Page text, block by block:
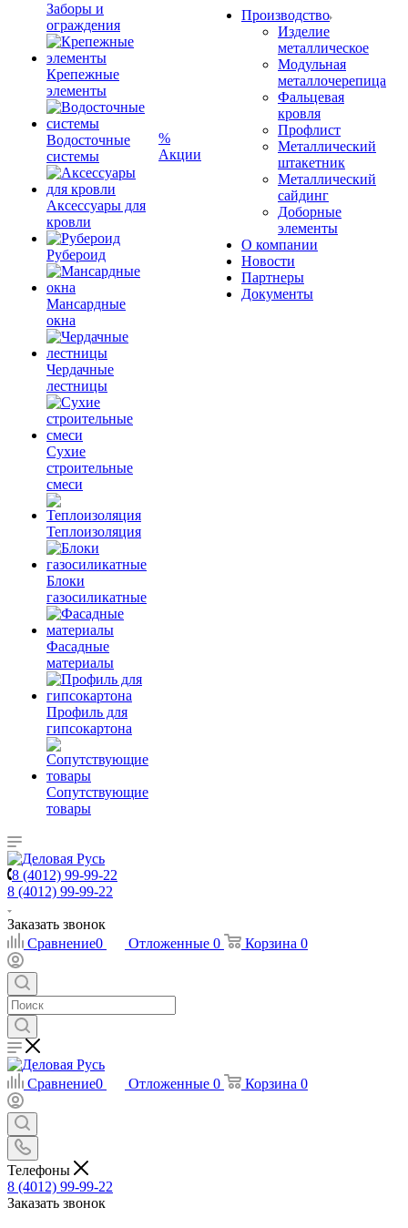
Заборы и
ограждения
Крепежные
элементы
Водосточные
системы
Аксессуары для
кровли
Рубероид
Мансардные
окна
Чердачные
лестницы
Сухие
строительные
смеси
Теплоизоляция
Блоки
газосиликатные
Фасадные
материалы
Профиль для
гипсокартона
Сопутствующие
товары
%
Акции
Производство
Изделие
металлическое
Модульная
металлочерепица
Фальцевая
кровля
Профлист
Металлический
штакетник
Металлический
сайдинг
Доборные
элементы
О компании
Новости
Партнеры
Документы
8 (4012) 99-99-22
8 (4012) 99-99-22
Заказать звонок
Сравнение0 Отложенные 0 Корзина 0
Сравнение0 Отложенные 0 Корзина 0
Телефоны
8 (4012) 99-99-22
Заказать звонок